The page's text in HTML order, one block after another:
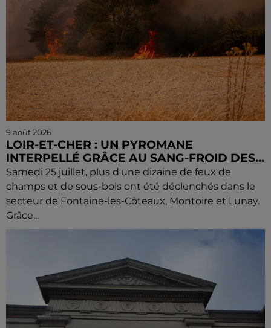
9 août 2026
LOIR-ET-CHER : UN PYROMANE
INTERPELLÉ GRÂCE AU SANG-FROID DES...
Samedi 25 juillet, plus d'une dizaine de feux de
champs et de sous-bois ont été déclenchés dans le
secteur de Fontaine-les-Côteaux, Montoire et Lunay.
Grâce...